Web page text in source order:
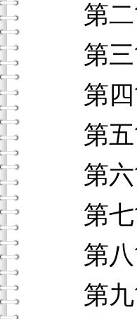
第二
第三
第四
第五
第六
第七
第八
第九